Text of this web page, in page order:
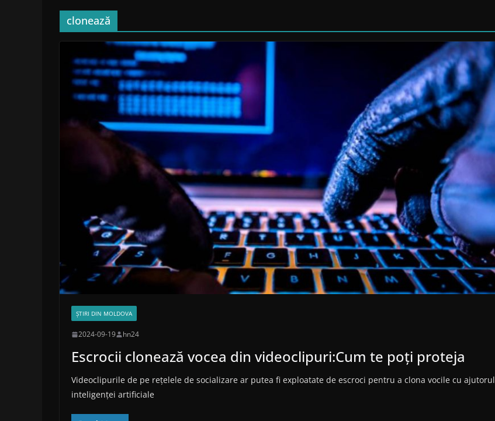
clonează
ȘTIRI DIN MOLDOVA
2024-09-19 hn24
Escrocii clonează vocea din videoclipuri:Cum te poți proteja
Videoclipurile de pe rețelele de socializare ar putea fi exploatate de escroci pentru a clona vocile cu ajutorul
inteligenței artificiale